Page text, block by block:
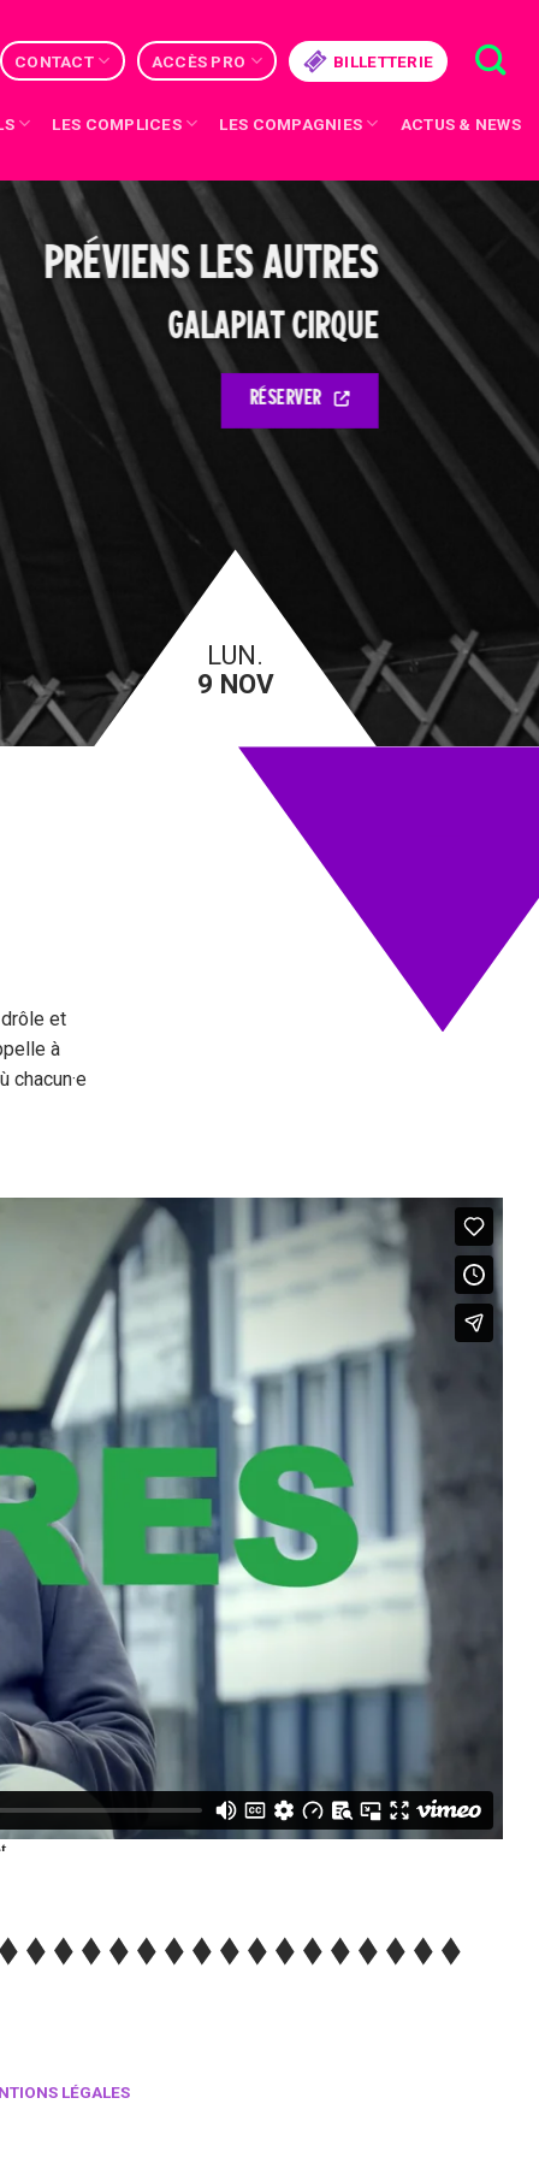
CONTACT ACCÈS PRO BILLETTERIE
LES COMPLICES LES COMPAGNIES ACTUS & NEWS
LUN.
9 NOV
PRÉVIENS LES AUTRES
GALAPIAT CIRQUE
RÉSERVER
et
à
LÉGALES